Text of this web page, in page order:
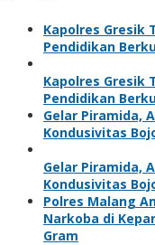
Kapolres Gresik
Pendidikan
Kapolres Gresik
Pendidikan
Gelar Piramida,
Kondusivitas
Gelar Piramida,
Kondusivitas
Polres Malang
Narkoba di
Gram